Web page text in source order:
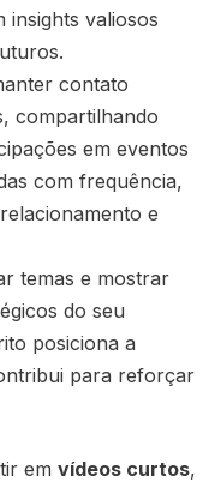
insights valiosos
contato
compartilhando
em eventos
com frequência,
e
temas e mostrar
do seu
posiciona a
para reforçar
em vídeos curtos,